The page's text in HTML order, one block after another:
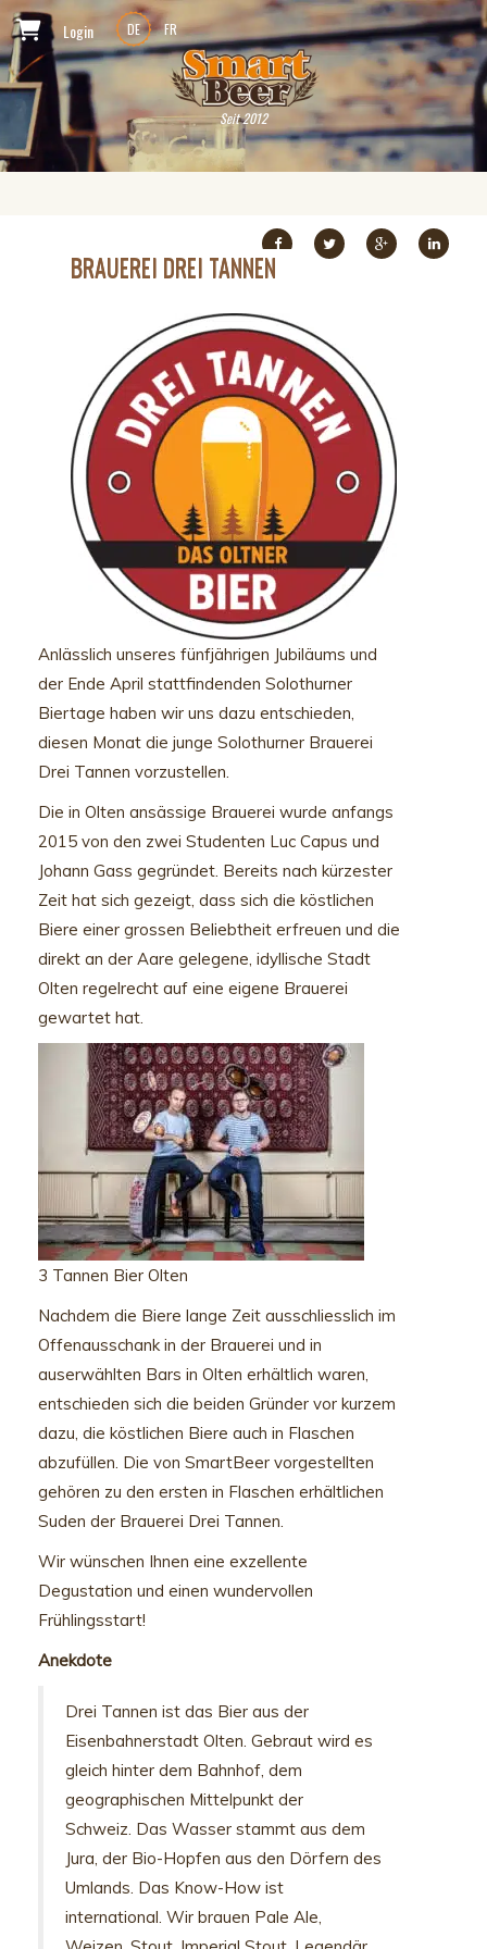
Login DE FR
Seit 2012
BRAUEREI DREI TANNEN
Anlässlich unseres fünfjährigen Jubiläums und
der Ende April stattfindenden Solothurner
Biertage haben wir uns dazu entschieden,
diesen Monat die junge Solothurner Brauerei
Drei Tannen vorzustellen.
Die in Olten ansässige Brauerei wurde anfangs
2015 von den zwei Studenten Luc Capus und
Johann Gass gegründet. Bereits nach kürzester
Zeit hat sich gezeigt, dass sich die köstlichen
Biere einer grossen Beliebtheit erfreuen und die
direkt an der Aare gelegene, idyllische Stadt
Olten regelrecht auf eine eigene Brauerei
gewartet hat.
3 Tannen Bier Olten
Nachdem die Biere lange Zeit ausschliesslich im
Offenausschank in der Brauerei und in
auserwählten Bars in Olten erhältlich waren,
entschieden sich die beiden Gründer vor kurzem
dazu, die köstlichen Biere auch in Flaschen
abzufüllen. Die von SmartBeer vorgestellten
gehören zu den ersten in Flaschen erhältlichen
Suden der Brauerei Drei Tannen.
Wir wünschen Ihnen eine exzellente
Degustation und einen wundervollen
Frühlingsstart!
Anekdote
Drei Tannen ist das Bier aus der
Eisenbahnerstadt Olten. Gebraut wird es
gleich hinter dem Bahnhof, dem
geographischen Mittelpunkt der
Schweiz. Das Wasser stammt aus dem
Jura, der Bio-Hopfen aus den Dörfern des
Umlands. Das Know-How ist
international. Wir brauen Pale Ale,